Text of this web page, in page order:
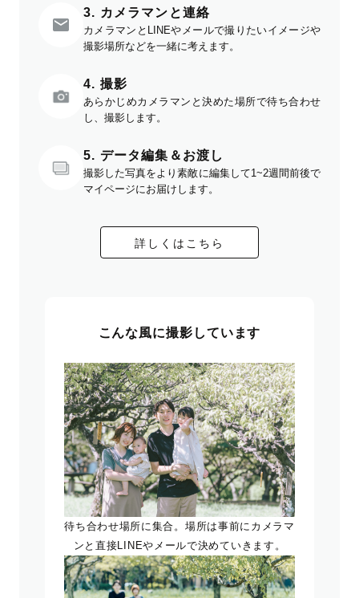
3. カメラマンと連絡
カメラマンとLINEやメールで撮りたいイメージや
撮影場所などを一緒に考えます。
4. 撮影
あらかじめカメラマンと決めた場所で待ち合わせ
し、撮影します。
5. データ編集＆お渡し
撮影した写真をより素敵に編集して1~2週間前後で
マイページにお届けします。
詳しくはこちら
こんな風に撮影しています
待ち合わせ場所に集合。場所は事前にカメラマ
ンと直接LINEやメールで決めていきます。